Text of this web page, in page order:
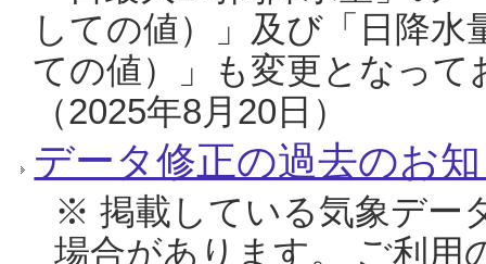
しての値）」及び「日降
ての値）」も変更となっ
（2025年8月20日）
データ修正の過去のお
※ 掲載している気象デー
場合があります。 ご利用